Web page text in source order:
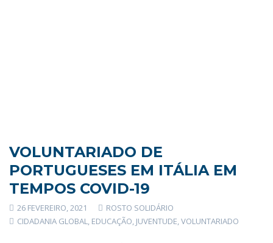
VOLUNTARIADO DE
PORTUGUESES EM ITÁLIA EM
TEMPOS COVID-19
26 FEVEREIRO, 2021
ROSTO SOLIDÁRIO
CIDADANIA GLOBAL, EDUCAÇÃO, JUVENTUDE,VOLUNTARIADO